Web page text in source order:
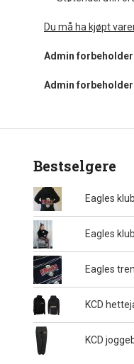
Du må ha kjøpt
Admin
Admin
Bestselgere
Eagles
Eagles
Eagles
KCD
KCD